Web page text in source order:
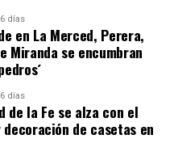
2026
días
en La Merced, Perera,
Miranda se encumbran
días
de la Fe se alza con el
de casetas en